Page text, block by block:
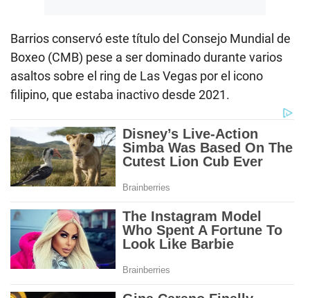
Barrios conservó este título del Consejo Mundial de
Boxeo (CMB) pese a ser dominado durante varios
asaltos sobre el ring de Las Vegas por el icono
filipino, que estaba inactivo desde 2021.